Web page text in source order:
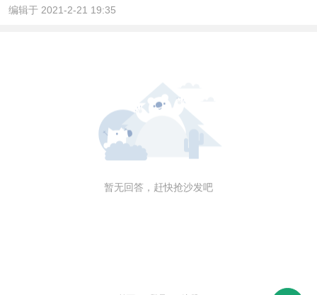
编辑于 2021-2-21 19:35
暂无回答，赶快抢沙发吧